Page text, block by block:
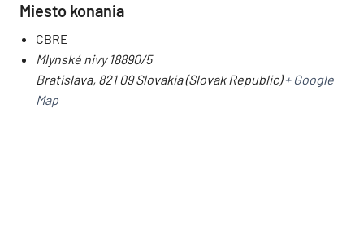
Miesto konania
CBRE
Mlynské nivy 18890/5
Bratislava, 821 09 Slovakia (Slovak Republic) + Google
Map